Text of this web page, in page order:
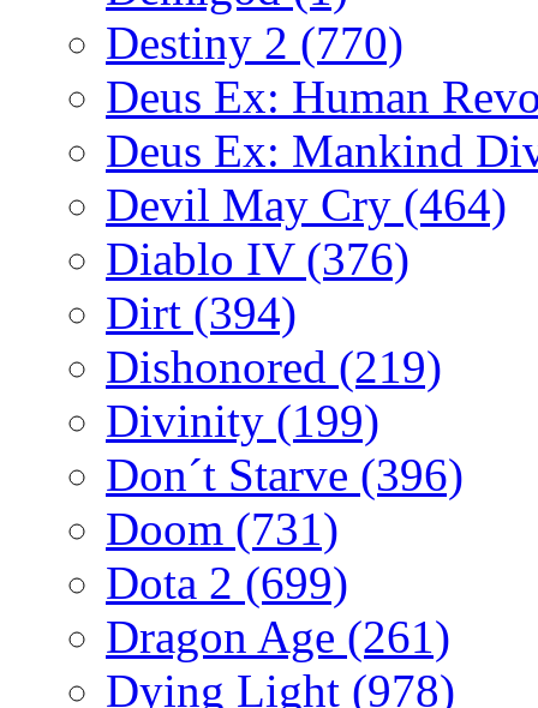
Destiny 2 (770)
Deus Ex: Human
Deus Ex: Mankind
Devil May Cry (464)
Diablo IV (376)
Dirt (394)
Dishonored (219)
Divinity (199)
Don´t Starve (396)
Doom (731)
Dota 2 (699)
Dragon Age (261)
Dying Light (978)